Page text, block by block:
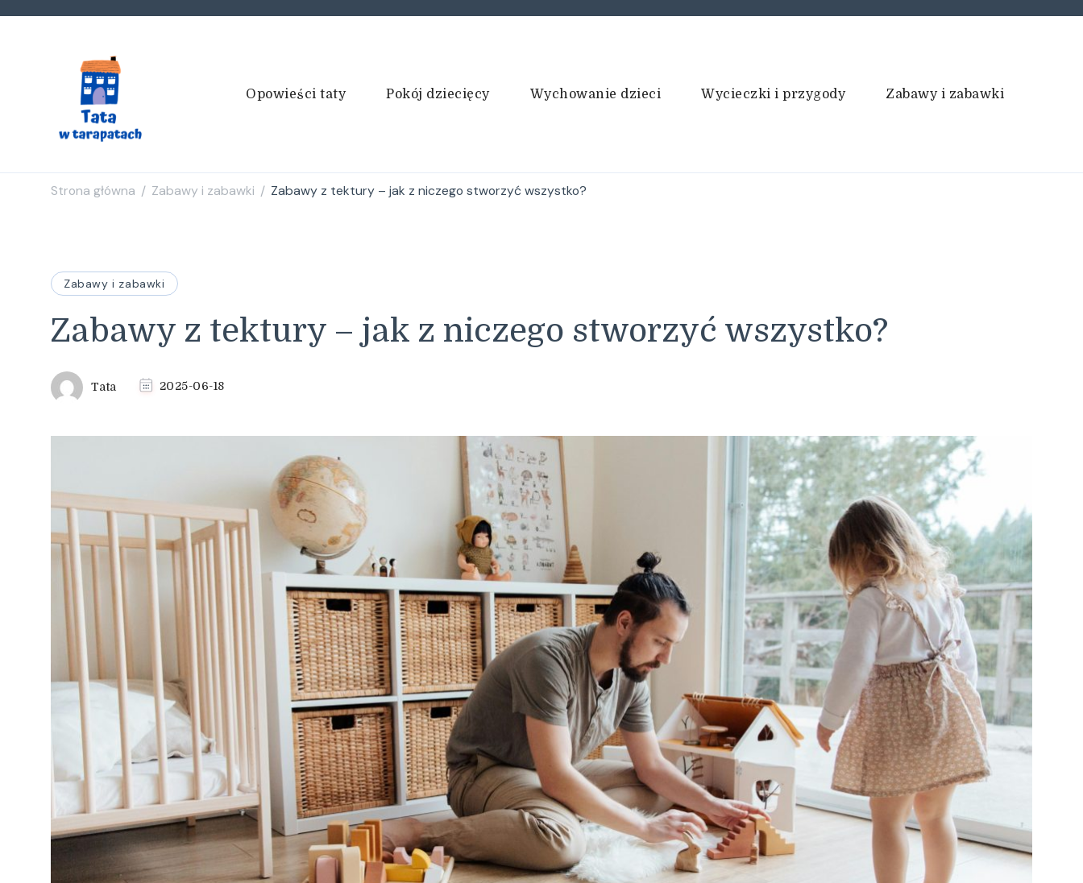
Tata w tarapatach
Opowieści taty Pokój dziecięcy Wychowanie dzieci Wycieczki i przygody Zabawy i zabawki
Strona główna / Zabawy i zabawki / Zabawy z tektury – jak z niczego stworzyć wszystko?
Zabawy i zabawki
Zabawy z tektury – jak z niczego stworzyć wszystko?
Tata 2025-06-18